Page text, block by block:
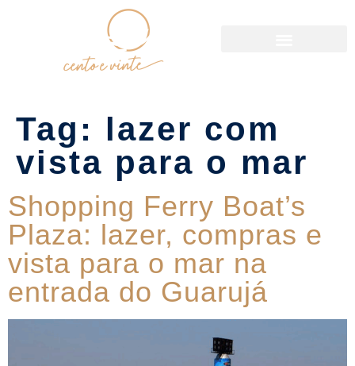
Tag: lazer com
vista para o mar
Shopping Ferry Boat’s
Plaza: lazer, compras e
vista para o mar na
entrada do Guarujá